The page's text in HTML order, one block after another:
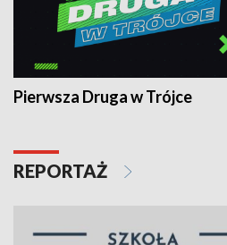
Pierwsza Druga w Trójce
REPORTAŻ